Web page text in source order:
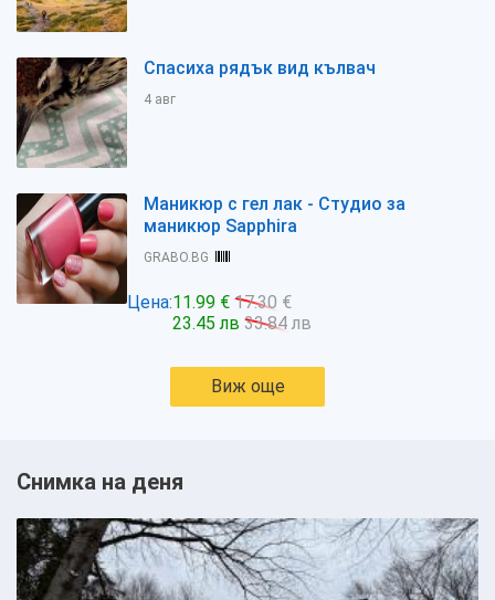
Спасиха рядък вид кълвач
4 авг
Маникюр с гел лак - Студио за
маникюр Sapphira
GRABO.BG
Цена:11.99 € 17.30 €
23.45 лв 33.84 лв
Виж още
Снимка на деня